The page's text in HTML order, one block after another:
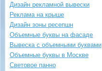
Дизайн рекламной вывески
Реклама на крыше
Дизайн зоны ресепшн
Объемные буквы на фасаде
Вывеска с объемными буквами
Объемные буквы в Москве
Световое панно